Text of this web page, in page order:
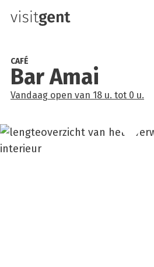
Overslaan
de
inhoud
gaan
Bar Amai
CAFÉ
Vandaag open van 18 u. tot 0 u.